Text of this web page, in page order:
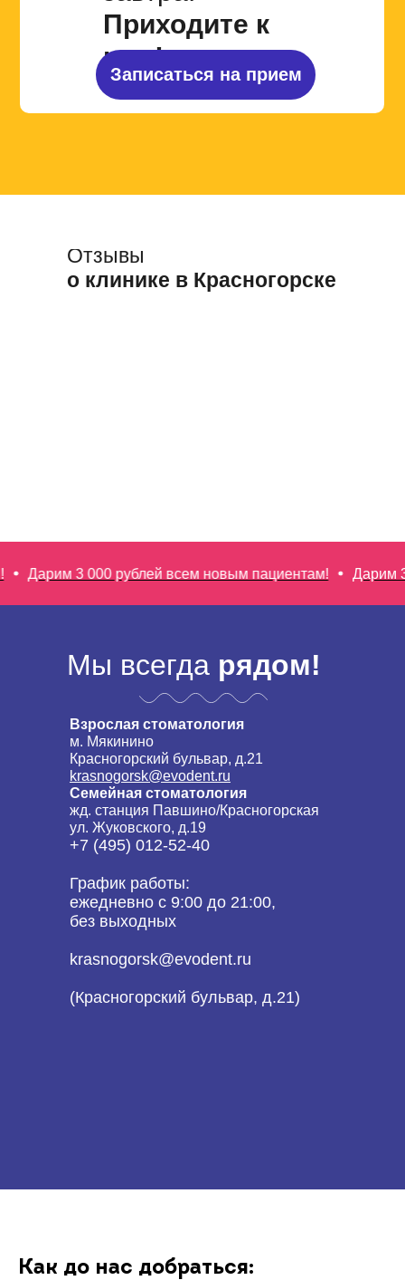
Приходите к
нам!
Записаться на прием
Отзывы
о клинике в Красногорске
3 000 рублей всем новым пациентам! Дарим 3 000
Взрослая стоматология
м. Мякинино
Красногорский бульвар, д.21
krasnogorsk@evodent.ru
Семейная стоматология
жд. станция Павшино/Красногорская
ул. Жуковского, д.19
+7 (495) 012-52-40
График работы:
ежедневно с 9:00 до 21:00,
без выходных
krasnogorsk@evodent.ru
(Красногорский бульвар, д.21)
Мы всегда рядом!
Как до нас добраться: